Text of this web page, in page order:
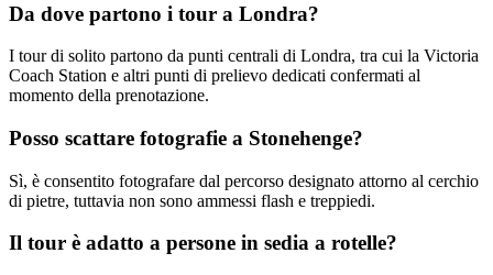
Da dove partono i tour a Londra?
I tour di solito partono da punti centrali di Londra, tra cui la Victoria
Coach Station e altri punti di prelievo dedicati confermati al
momento della prenotazione.
Posso scattare fotografie a Stonehenge?
Sì, è consentito fotografare dal percorso designato attorno al cerchio
di pietre, tuttavia non sono ammessi flash e treppiedi.
Il tour è adatto a persone in sedia a rotelle?